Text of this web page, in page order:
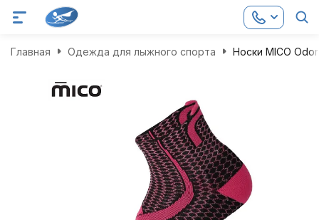
Главная Одежда для лыжного спорта Носки MICO